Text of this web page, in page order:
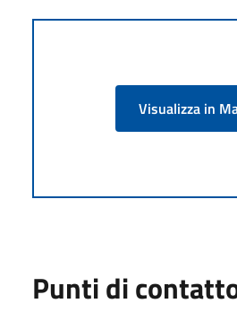
Visualizza in
Punti di